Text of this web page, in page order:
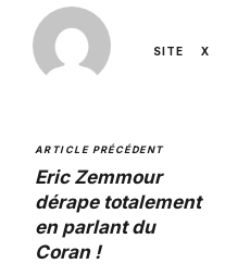
SITE X
ARTICLE PRÉCÉDENT
Eric Zemmour
dérape totalement
en parlant du
Coran !